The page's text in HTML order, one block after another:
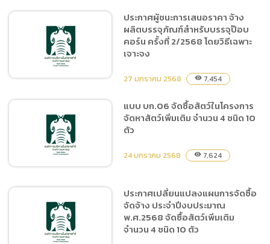
ประกาศผู้ชนะการเสนอราคา
ซื้อวัสดุจราจร จำนวน 8
รายการ โดยวิธีเฉพาะเจาะจง
ประกาศผู้ชนะการเสนอราคา
จ้างผลิตบรรจุภัณฑ์สำหรับ
บรรจุป๊อบคอร์น ครั้งที่
2/2568 โดยวิธีเฉพาะเจาะจง
ประกาศผู้ชนะการเสนอราคา จ้าง
ผลิตบรรจุภัณฑ์สำหรับบรรจุป๊อบ
คอร์น ครั้งที่ 2/2568 โดยวิธีเฉพาะ
เจาะจง
27 มกราคม 2568 visibility 7,454
แบบ บก.06 จัดซื้อสัตว์ใน
โครงการจัดหาสัตว์เพิ่มเติม
จำนวน 4 ชนิด 10 ตัว
แบบ บก.06 จัดซื้อสัตว์ในโครงการ
จัดหาสัตว์เพิ่มเติม จำนวน 4 ชนิด 10
ตัว
24 มกราคม 2568 visibility 7,624
ประกาศเปลี่ยนแปลงแผนการจัดซื้อ
จัดจ้าง ประจำปีงบประมาณ
พ.ศ.2568 จัดซื้อสัตว์เพิ่มเติม
จำนวน 4 ชนิด 10 ตัว